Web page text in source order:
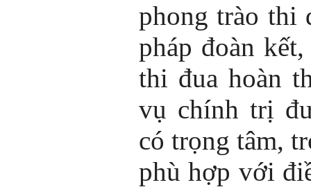
phong trào thi
pháp đoàn
thi đua hoàn
vụ chính trị
có trọng tâm,
phù hợp với